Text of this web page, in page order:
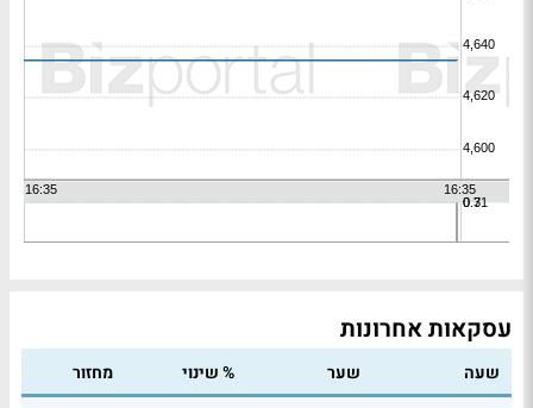
עסקאות אחרונות
שעה שער % שינוי
מחזור